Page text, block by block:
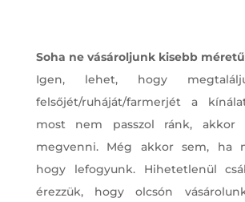
Soha ne vásároljunk kisebb
Igen, lehet, hogy
felsőjét/ruháját/farmerjét a
most nem passzol ránk, akkor
megvenni. Még akkor sem, ha
hogy lefogyunk. Hihetetlenül
érezzük, hogy olcsón